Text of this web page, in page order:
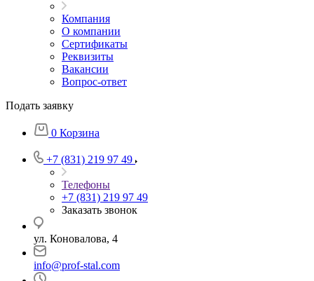
Компания
О компании
Сертификаты
Реквизиты
Вакансии
Вопрос-ответ
Подать заявку
0 Корзина
+7 (831) 219 97 49
Телефоны
+7 (831) 219 97 49
Заказать звонок
ул. Коновалова, 4
info@prof-stal.com